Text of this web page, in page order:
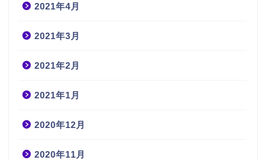
2021年4月
2021年3月
2021年2月
2021年1月
2020年12月
2020年11月